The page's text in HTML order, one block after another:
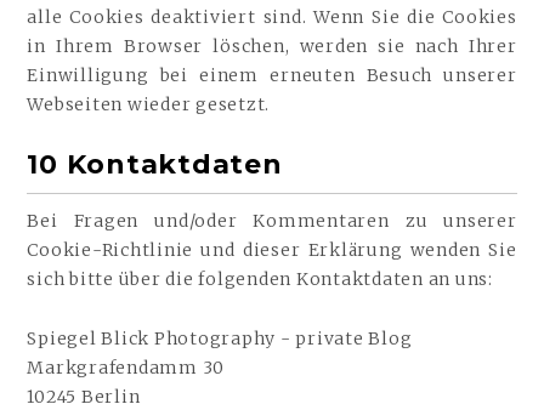
alle Cookies deaktiviert sind. Wenn Sie die Cookies
in Ihrem Browser löschen, werden sie nach Ihrer
Einwilligung bei einem erneuten Besuch unserer
Webseiten wieder gesetzt.
10 Kontaktdaten
Bei Fragen und/oder Kommentaren zu unserer
Cookie-Richtlinie und dieser Erklärung wenden Sie
sich bitte über die folgenden Kontaktdaten an uns:
Spiegel Blick Photography - private Blog
Markgrafendamm 30
10245 Berlin